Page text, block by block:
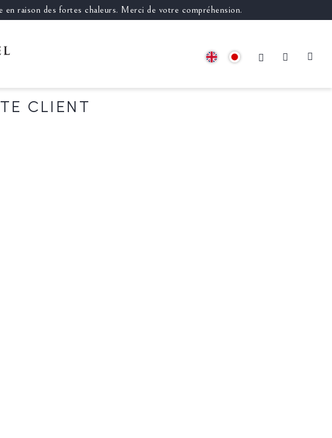
raison des fortes chaleurs. Merci de votre compréhension.
CLIENT